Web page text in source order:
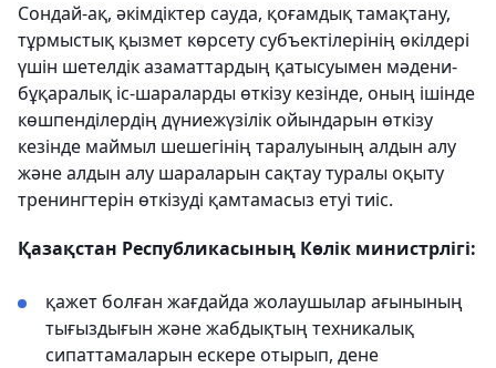
Сондай-ақ, әкімдіктер сауда, қоғамдық тамақтану,
тұрмыстық қызмет көрсету субъектілерінің өкілдері
үшін шетелдік азаматтардың қатысуымен мәдени-
бұқаралық іс-шараларды өткізу кезінде, оның ішінде
көшпенділердің дүниежүзілік ойындарын өткізу
кезінде маймыл шешегінің таралуының алдын алу
және алдын алу шараларын сақтау туралы оқыту
тренингтерін өткізуді қамтамасыз етуі тиіс.
Қазақстан Республикасының Көлік министрлігі:
қажет болған жағдайда жолаушылар ағынының
тығыздығын және жабдықтың техникалық
сипаттамаларын ескере отырып, дене